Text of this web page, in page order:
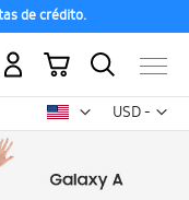
de crédito.
USD -
dólar
Mi carrito